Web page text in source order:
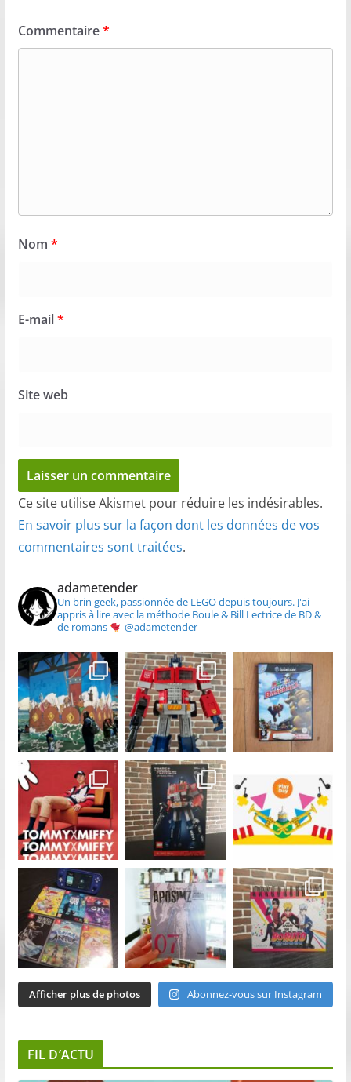
Commentaire*
Nom *
E-mail*
Site web
Ce site utilise Akismet pour réduire les indésirables.
En savoir plus sur la façon dont les données de vos
commentaires sont traitées.
adametender
Un brin geek, passionnée de LEGO depuis toujours.J'ai
appris à lire avec la méthode Boule & Bill Lectrice de BD &
de romans
@adametender
Afficher plus de photos Abonnez-vous sur Instagram
FIL D’ACTU